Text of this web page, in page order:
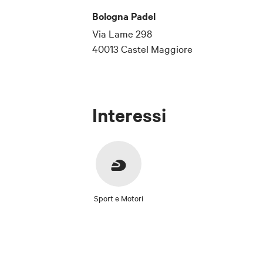
Bologna Padel
Via Lame 298
40013 Castel Maggiore
Interessi
Sport e Motori